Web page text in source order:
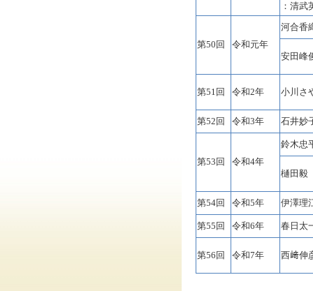
：清武
第50回 令和元年
河合香
安田峰
第51回 令和2年 小川さ
第52回 令和3年 石井妙
第53回 令和4年
鈴木忠
樋田毅
第54回 令和5年 伊澤理
第55回 令和6年 春日太
第56回 令和7年 西﨑伸